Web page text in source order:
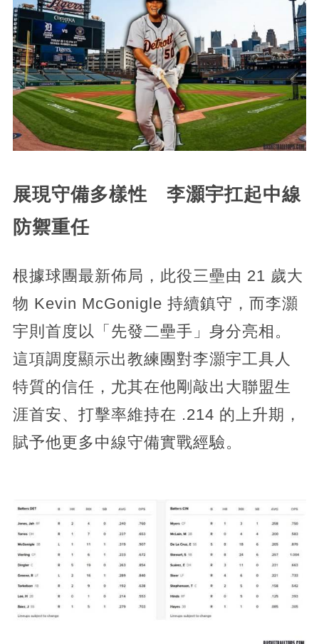
展現守備多樣性 李灝宇扛起中線
防禦重任
根據球團最新佈局，此役三壘由 21 歲大
物 Kevin McGonigle 持續鎮守，而李灝
宇則首度以「先發二壘手」身分亮相。
這項調度顯示出教練團對李灝宇工具人
特質的信任，尤其在他剛敲出大聯盟生
涯首安、打擊率維持在 .214 的上升期，
賦予他更多中線守備實戰經驗。